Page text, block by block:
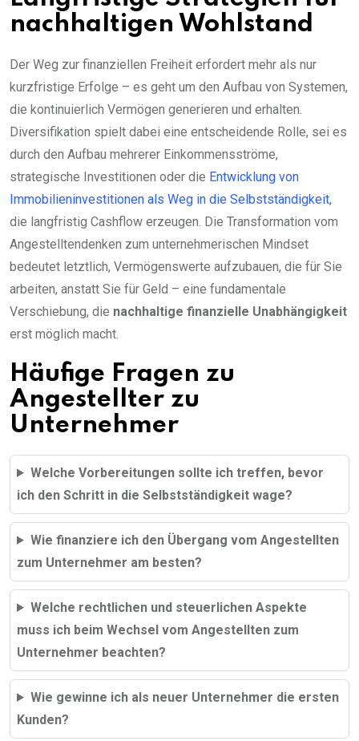
nachhaltigen Wohlstand
Der Weg zur finanziellen Freiheit erfordert mehr als nur
kurzfristige Erfolge – es geht um den Aufbau von Systemen,
die kontinuierlich Vermögen generieren und erhalten.
Diversifikation spielt dabei eine entscheidende Rolle, sei es
durch den Aufbau mehrerer Einkommensströme,
strategische Investitionen oder die Entwicklung von
Immobilieninvestitionen als Weg in die Selbstständigkeit,
die langfristig Cashflow erzeugen. Die Transformation vom
Angestelltendenken zum unternehmerischen Mindset
bedeutet letztlich, Vermögenswerte aufzubauen, die für Sie
arbeiten, anstatt Sie für Geld – eine fundamentale
Verschiebung, die nachhaltige finanzielle Unabhängigkeit
erst möglich macht.
Häufige Fragen zu
Angestellter zu
Unternehmer
Welche Vorbereitungen sollte ich treffen, bevor
ich den Schritt in die Selbstständigkeit wage?
Wie finanziere ich den Übergang vom Angestellten
zum Unternehmer am besten?
Welche rechtlichen und steuerlichen Aspekte
muss ich beim Wechsel vom Angestellten zum
Unternehmer beachten?
Wie gewinne ich als neuer Unternehmer die ersten
Kunden?